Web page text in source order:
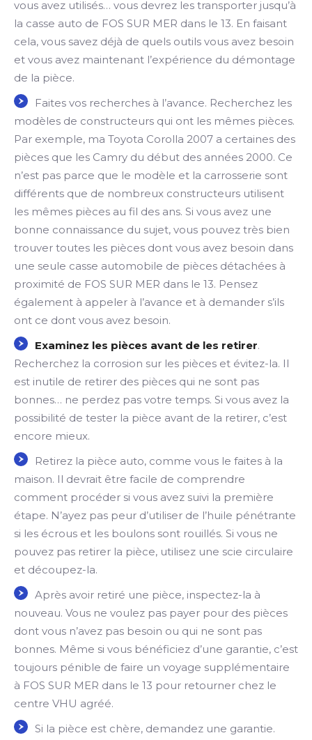
vous avez utilisés… vous devrez les transporter jusqu’à
la casse auto de FOS SUR MER dans le 13. En faisant
cela, vous savez déjà de quels outils vous avez besoin
et vous avez maintenant l’expérience du démontage
de la pièce.
Faites vos recherches à l’avance. Recherchez les
modèles de constructeurs qui ont les mêmes pièces.
Par exemple, ma Toyota Corolla 2007 a certaines des
pièces que les Camry du début des années 2000. Ce
n’est pas parce que le modèle et la carrosserie sont
différents que de nombreux constructeurs utilisent
les mêmes pièces au fil des ans. Si vous avez une
bonne connaissance du sujet, vous pouvez très bien
trouver toutes les pièces dont vous avez besoin dans
une seule casse automobile de pièces détachées à
proximité de FOS SUR MER dans le 13. Pensez
également à appeler à l’avance et à demander s’ils
ont ce dont vous avez besoin.
Examinez les pièces avant de les retirer.
Recherchez la corrosion sur les pièces et évitez-la. Il
est inutile de retirer des pièces qui ne sont pas
bonnes… ne perdez pas votre temps. Si vous avez la
possibilité de tester la pièce avant de la retirer, c’est
encore mieux.
Retirez la pièce auto, comme vous le faites à la
maison. Il devrait être facile de comprendre
comment procéder si vous avez suivi la première
étape. N’ayez pas peur d’utiliser de l’huile pénétrante
si les écrous et les boulons sont rouillés. Si vous ne
pouvez pas retirer la pièce, utilisez une scie circulaire
et découpez-la.
Après avoir retiré une pièce, inspectez-la à
nouveau. Vous ne voulez pas payer pour des pièces
dont vous n’avez pas besoin ou qui ne sont pas
bonnes. Même si vous bénéficiez d’une garantie, c’est
toujours pénible de faire un voyage supplémentaire
à FOS SUR MER dans le 13 pour retourner chez le
centre VHU agréé.
Si la pièce est chère, demandez une garantie.